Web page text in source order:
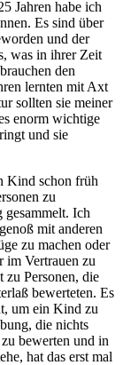
Jahren habe ich
Es sind über
und der
was in ihrer Zeit
den
lernten mit Axt
sollten sie meiner
enorm wichtige
und sie
Kind schon früh
zu
Ich
mit anderen
zu machen oder
im Vertrauen zu
zu Personen, die
bewerteten. Es
um ein Kind zu
die nichts
bewerten und in
hat das erst mal